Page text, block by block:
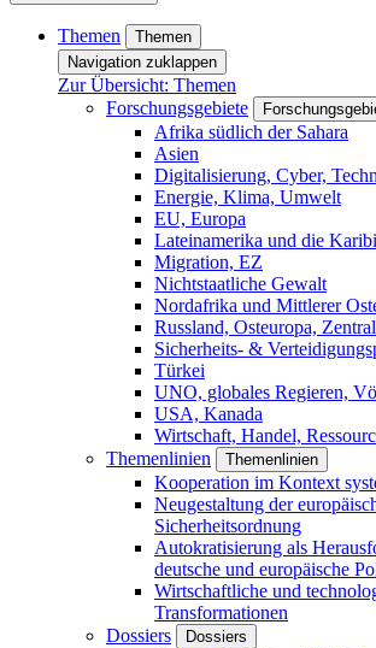
Themen
Themen
Navigation zuklappen
Zur Übersicht: Themen
Forschungsgebiete
Afrika südlich der Sahara
Asien
Digitalisierung, Cyber,
Energie, Klima, Umwelt
EU, Europa
Lateinamerika und die
Migration, EZ
Nichtstaatliche Gewalt
Nordafrika und Mittlerer
Russland, Osteuropa,
Sicherheits- &
Türkei
UNO, globales Regieren,
USA, Kanada
Wirtschaft, Handel,
Themenlinien
Themenlinien
Kooperation im Kontext
Neugestaltung der
Sicherheitsordnung
Autokratisierung als
deutsche und europäische
Wirtschaftliche und
Transformationen
Dossiers
Dossiers